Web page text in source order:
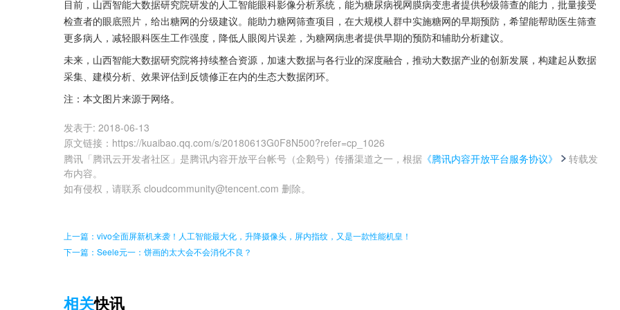
目前，山西智能大数据研究院研发的人工智能眼科影像分析系统，能为糖尿病视网膜病变患者提供秒级筛查的能力，批量接受
检查者的眼底照片，给出糖网的分级建议。能助力糖网筛查项目，在大规模人群中实施糖网的早期预防，希望能帮助医生筛查
更多病人，减轻眼科医生工作强度，降低人眼阅片误差，为糖网病患者提供早期的预防和辅助分析建议。
未来，山西智能大数据研究院将持续整合资源，加速大数据与各行业的深度融合，推动大数据产业的创新发展，构建起从数据
采集、建模分析、效果评估到反馈修正在内的生态大数据闭环。
注：本文图片来源于网络。
发表于: 2018-06-13
原文链接 ： https://kuaibao.qq.com/s/20180613G0F8N500?refer=cp_1026
腾讯「腾讯云开发者社区」是腾讯内容开放平台帐号（企鹅号）传播渠道之一，根据 《腾讯内容开放平台服务协议》
转载发
布内容。
如有侵权，请联系 cloudcommunity@tencent.com 删除。
上一篇：vivo全面屏新机来袭！人工智能最大化，升降摄像头，屏内指纹，又是一款性能机皇！
下一篇：Seele元一：饼画的太大会不会消化不良？
相关快讯